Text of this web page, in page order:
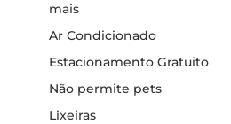
mais
Ar Condicionado
Estacionamento Gratuito
Não permite pets
Lixeiras